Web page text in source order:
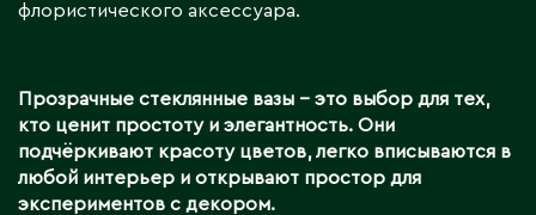
флористического аксессуара.
Прозрачные стеклянные вазы – это выбор для тех,
кто ценит простоту и элегантность. Они
подчёркивают красоту цветов, легко вписываются в
любой интерьер и открывают простор для
экспериментов с декором.